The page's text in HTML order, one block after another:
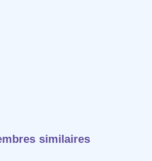
similaires